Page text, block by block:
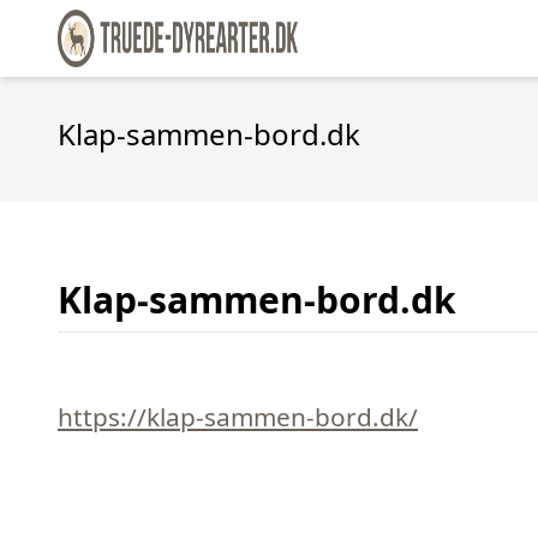
Klap-sammen-bord.dk
Klap-sammen-bord.dk
https://klap-sammen-bord.dk/